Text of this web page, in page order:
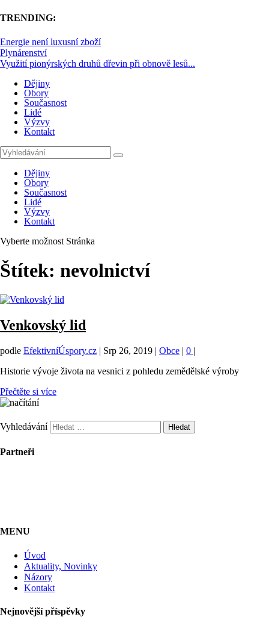
TRENDING:
Energie není luxusní zboží
Plynárenství
Využití pionýrských druhů dřevin při obnově lesů...
Dějiny
Obory
Současnost
Lidé
Výzvy
Kontakt
Dějiny
Obory
Současnost
Lidé
Výzvy
Kontakt
Vyberte možnost Stránka
Štítek: nevolnictví
Venkovský lid
podle EfektivníÚspory.cz | Srp 26, 2019 | Obce | 0 |
Historie vývoje života na vesnici z pohledu zemědělské výroby
Přečtěte si více
Vyhledávání
Partneři
MENU
Úvod
Aktuality, Novinky
Názory
Kontakt
Nejnovější příspěvky